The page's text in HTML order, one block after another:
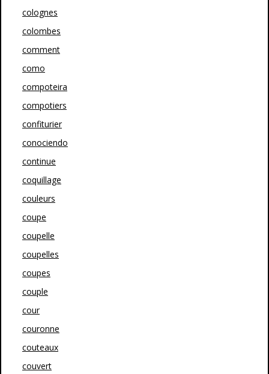
colognes
colombes
comment
como
compoteira
compotiers
confiturier
conociendo
continue
coquillage
couleurs
coupe
coupelle
coupelles
coupes
couple
cour
couronne
couteaux
couvert